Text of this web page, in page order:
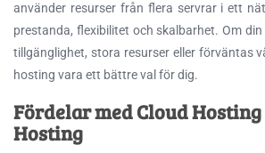
använder resurser från flera servrar i ett
prestanda, flexibilitet och skalbarhet. Om
tillgänglighet, stora resurser eller förväntas
hosting vara ett bättre val för dig.
Fördelar med Cloud Hosting
Hosting